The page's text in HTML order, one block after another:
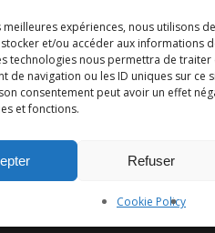
expériences, nous utilisons
et/ou accéder aux informations
technologies nous permettra de
de navigation ou les ID uniques sur ce
consentement peut avoir un effet
et fonctions.
Refuser
Cookie Policy